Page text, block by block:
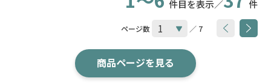
件目を表示／ 件
ページ数 ／ 7
商品ページを見る